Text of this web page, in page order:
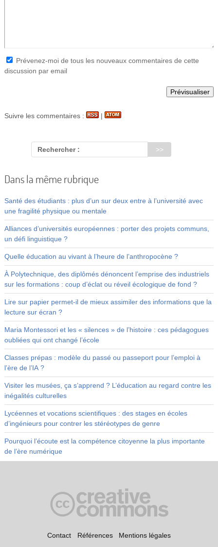
Prévenez-moi de tous les nouveaux commentaires de cette
discussion par email
Suivre les commentaires : |
Rechercher :
Dans la même rubrique
Santé des étudiants : plus d’un sur deux entre à l’université avec
une fragilité physique ou mentale
Alliances d’universités européennes : porter des projets communs,
un défi linguistique ?
Quelle éducation au vivant à l’heure de l’anthropocène ?
À Polytechnique, des diplômés dénoncent l’emprise des industriels
sur les formations : coup d’éclat ou réveil écologique de fond ?
Lire sur papier permet-il de mieux assimiler des informations que la
lecture sur écran ?
Maria Montessori et les « silences » de l’histoire : ces pédagogues
oubliées qui ont changé l’école
Classes prépas : modèle du passé ou passeport pour l’emploi à
l’ère de l’IA ?
Visiter les musées, ça s’apprend ? L’éducation au regard contre les
inégalités culturelles
Lycéennes et vocations scientifiques : des stages en écoles
d’ingénieurs pour contrer les stéréotypes de genre
Pourquoi l’écoute est la compétence citoyenne la plus importante
de l’ère numérique
Contact Références Mentions légales